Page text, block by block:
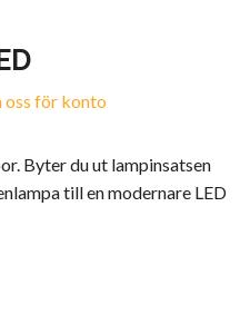
för konto
Byter du ut lampinsatsen
till en modernare LED